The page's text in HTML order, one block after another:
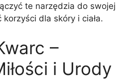
te narzędzia do swojej
dla skóry i ciała.
–
i Urody